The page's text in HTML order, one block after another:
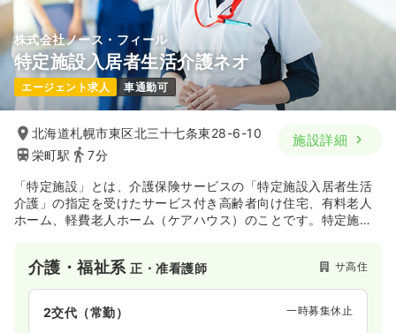
株式会社ノース・フィール
特定施設入居者生活介護ネオ
エージェント求人 車通勤可
北海道札幌市東区北三十七条東28-6-10
栄町駅
7分
施設詳細
「特定施設」とは、介護保険サービスの「特定施設入居者生活
介護」の指定を受けたサービス付き高齢者向け住宅、有料老人
ホーム、軽費老人ホーム（ケアハウス）のことです。特定施設
どに関わる生活・身体介助などの看護や介護を行っています。
介護・福祉系正・准看護師 サ高住
2交代（常勤） 一時募集休止